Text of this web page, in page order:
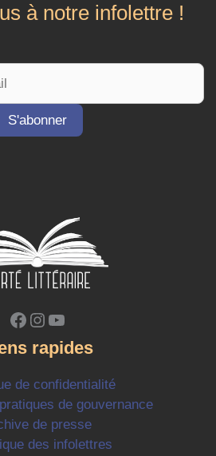
à notre infolettre !
Facebook
Instagram
YouTube
rapides
de confidentialité
de gouvernance
de presse
des infolettres